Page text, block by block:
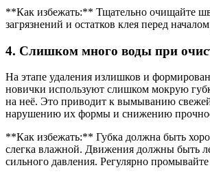
**Как избежать:** Тщательно очищайте
загрязнений и остатков клея перед
4. Слишком много воды при
На этапе удаления излишков и
новички используют слишком мокрую
на неё. Это приводит к вымыванию
нарушению их формы и снижению
**Как избежать:** Губка должна быть
слегка влажной. Движения должны быть
сильного давления. Регулярно промывайте